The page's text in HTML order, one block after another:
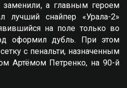
заменили, а главным героем
лучший снайпер «Урала-2»
на поле только во
оформил дубль. При этом
с пенальти, назначенным
Артёмом Петренко, на 90-й